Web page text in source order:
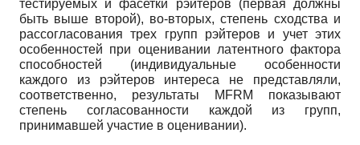
тестируемых и фасетки рэйтеров (первая должны
быть выше второй), во-вторых, степень сходства и
рассогласования трех групп рэйтеров и учет этих
особенностей при оценивании латентного фактора
способностей (индивидуальные особенности
каждого из рэйтеров интереса не представляли,
соответственно, результаты
MFRM показывают
степень согласованности каждой из групп,
принимавшей участие в оценивании).